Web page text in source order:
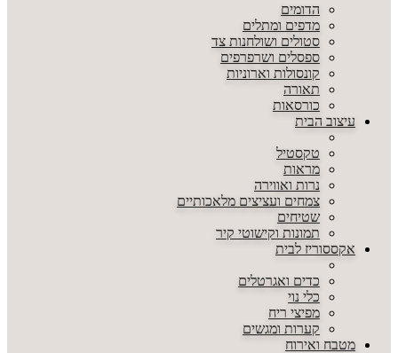
הדומים
מדפים ומתלים
סטולים ושולחנות צד
ספסלים ושרפרפים
קונסולות וארוניות
תאורה
כורסאות
עיצוב הבית
טקסטיל
מראות
נרות ואווירה
צמחים ועציצים מלאכותיים
שטיחים
תמונות וקישוטי קיר
אקססוריז לבית
כדים ואגרטלים
כלי נוי
מפיצי ריח
קערות ומגשים
מטבח ואירוח